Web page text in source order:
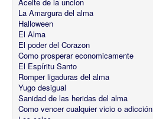
La Amargura del alma
Halloween
El Alma
El poder del Corazon
Como prosperar economicamente
El Espíritu Santo
Romper ligaduras del alma
Yugo desigual
Sanidad de las heridas del alma
Como vencer cualquier vicio o adicción